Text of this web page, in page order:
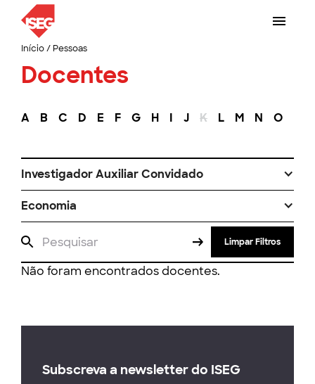
Início/ Pessoas
Docentes
A B C D E F G H I J K L M N O
Investigador Auxiliar Convidado
Economia
Limpar Filtros
Não foram encontrados docentes.
Subscreva a newsletter do ISEG